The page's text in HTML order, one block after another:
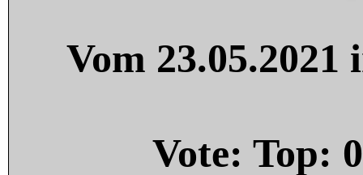
Vom
Vote: Top: 0